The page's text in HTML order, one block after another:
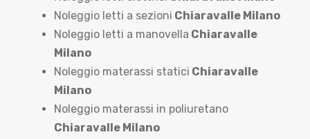
Noleggio letti a sezioni Chiaravalle Milano
Noleggio letti a manovella Chiaravalle
Milano
Noleggio materassi statici Chiaravalle
Milano
Noleggio materassi in poliuretano
Chiaravalle Milano